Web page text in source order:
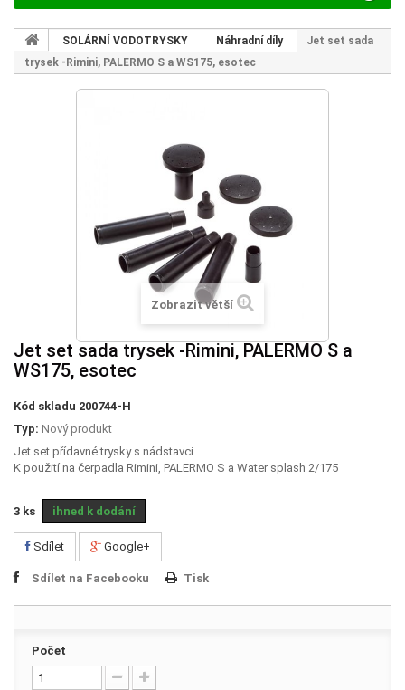
SOLÁRNÍ VODOTRYSKY Náhradní díly
Jet set sada
trysek -Rimini, PALERMO S a WS175, esotec
Zobrazit větší
Jet set sada trysek -Rimini, PALERMO S a
WS175, esotec
Kód skladu 200744-H
Typ: Nový produkt
Jet set přídavné trysky s nádstavci
K použití na čerpadla Rimini, PALERMO S a Water splash 2/175
3 ks ihned k dodání
Sdílet Google+
Sdílet na Facebooku Tisk
Počet